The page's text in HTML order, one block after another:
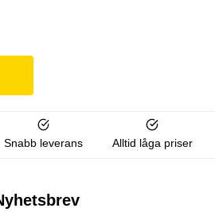
Snabb leverans Alltid låga priser